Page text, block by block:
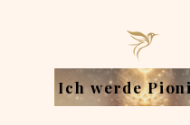
Ich werde